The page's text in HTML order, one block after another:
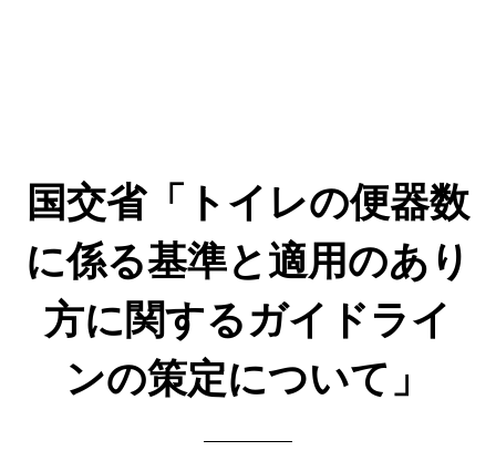
国交省「トイレの便器数
に係る基準と適用のあり
方に関するガイドライ
ンの策定について」